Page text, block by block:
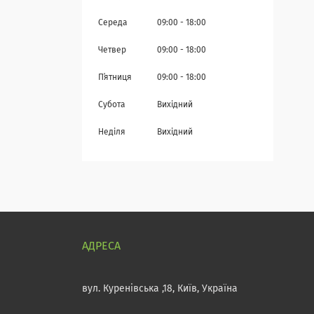
Середа 09:00 18:00
Четвер 09:00 18:00
Пʼятниця 09:00 18:00
Субота Вихідний
Неділя Вихідний
вул. Куренівська ,18, Київ, Україна